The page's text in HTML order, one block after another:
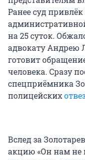
Ранее суд
на 25 суток.
адвокату Андрею
готовит
человека. Сразу
спецприёмника
полицейских
Вслед за
акцию «Он нам не